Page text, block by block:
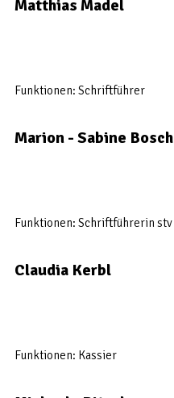
Matthias Madel
Funktionen: Schriftführer
Marion - Sabine Bosch
Funktionen: Schriftführerin stv
Claudia Kerbl
Funktionen: Kassier